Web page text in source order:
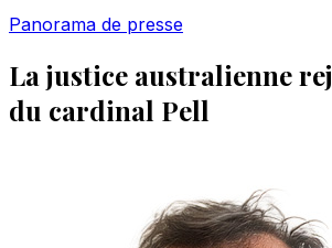
Panorama de presse
La justice australienne
du cardinal Pell